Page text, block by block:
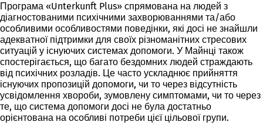
Програма «Unterkunft Plus» спрямована на людей з
діагностованими психічними захворюваннями та/або
особливими особливостями поведінки, які досі не знайшли
адекватної підтримки для своїх різноманітних стресових
ситуацій у існуючих системах допомоги. У Майнці також
спостерігається, що багато бездомних людей страждають
від психічних розладів. Це часто ускладнює прийняття
існуючих пропозицій допомоги, чи то через відсутність
усвідомлення хвороби, зумовлену симптомами, чи то через
те, що система допомоги досі не була достатньо
орієнтована на особливі потреби цієї цільової групи.